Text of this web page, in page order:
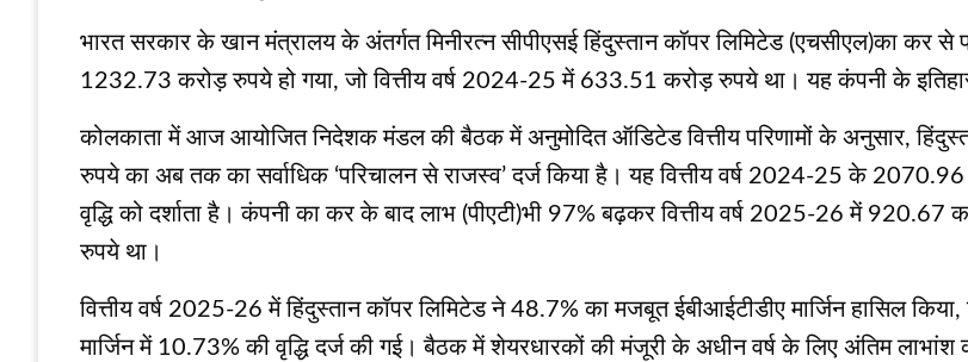
भारत सरकार के खान मंत्रालय के अंतर्गत मिनीरत्न सीपीएसई हिंदुस्तान कॉपर लिमिटेड (एचसीएल)का कर से
1232.73 करोड़ रुपये हो गया, जो वित्तीय वर्ष 2024-25 में 633.51 करोड़ रुपये था। यह कंपनी के
कोलकाता में आज आयोजित निदेशक मंडल की बैठक में अनुमोदित ऑडिटेड वित्तीय परिणामों के अनुसार,
रुपये का अब तक का सर्वाधिक ‘परिचालन से राजस्व’ दर्ज किया है। यह वित्तीय वर्ष 2024-25 के
वृद्धि को दर्शाता है। कंपनी का कर के बाद लाभ (पीएटी)भी 97% बढ़कर वित्तीय वर्ष 2025-26 में
रुपये था।
वित्तीय वर्ष 2025-26 में हिंदुस्तान कॉपर लिमिटेड ने 48.7% का मजबूत ईबीआईटीडीए मार्जिन हासिल
मार्जिन में 10.73% की वृद्धि दर्ज की गई। बैठक में शेयरधारकों की मंजूरी के अधीन वर्ष के लिए अंतिम